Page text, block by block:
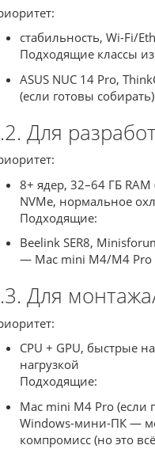
стабильность, Wi-Fi/
Подходящие классы
ASUS NUC 14 Pro,
(если готовы собирать)
Для
8+ ядер, 32–64 ГБ
NVMe, нормальное
Подходящие:
Beelink SER8,
— Mac mini M4/M4 Pro
Для
CPU + GPU, быстрые
нагрузкой
Подходящие:
Mac mini M4 Pro (если
Windows-мини-ПК —
компромисс (но это